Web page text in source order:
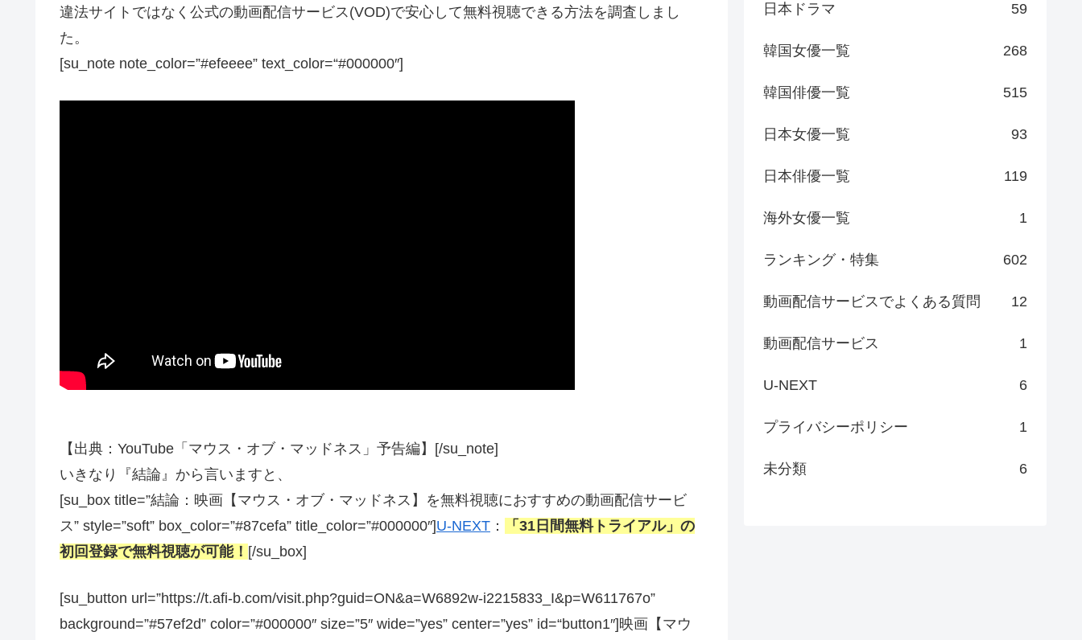
違法サイトではなく公式の動画配信サービス(VOD)で安心して無料視聴できる方法を調査しまし
た。
[su_note note_color=”#efeeee” text_color=“#000000″]
【出典：YouTube「マウス・オブ・マッドネス」予告編】[/su_note]
いきなり『結論』から言いますと、
[su_box title=”結論：映画【マウス・オブ・マッドネス】を無料視聴におすすめの動画配信サービ
ス” style=”soft” box_color=”#87cefa” title_color=”#000000″]U-NEXT ：
「31日間無料トライアル」の
初回登録で無料視聴が可能！ [/su_box]
[su_button url=”https://t.afi-b.com/visit.php?guid=ON&a=W6892w-i2215833_I&p=W611767o”
background=”#57ef2d” color=”#000000″ size=”5″ wide=”yes” center=”yes” id=“button1″]映画【マウ
日本ドラマ 59
韓国女優一覧 268
韓国俳優一覧 515
日本女優一覧 93
日本俳優一覧 119
海外女優一覧 1
ランキング・特集 602
動画配信サービスでよくある質問 12
動画配信サービス 1
U-NEXT 6
プライバシーポリシー 1
未分類 6